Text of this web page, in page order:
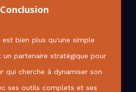
Conclusion
bien plus qu'une simple
partenaire stratégique pour
qui cherche à dynamiser son
ses outils complets et ses